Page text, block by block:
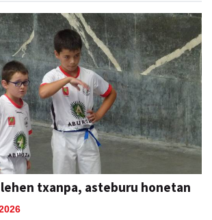
txanpa, asteburu honetan